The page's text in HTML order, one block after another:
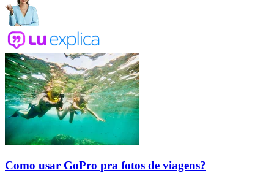
Como usar GoPro pra fotos de viagens?